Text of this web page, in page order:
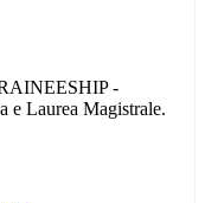
-
e Laurea Magistrale.